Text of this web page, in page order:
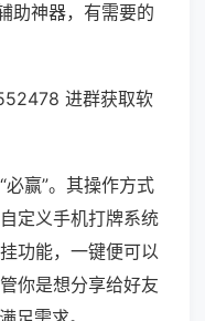
助神器，有需要的
进群获取软
赢”。其操作方式
定义手机打牌系统
功能，一键便可以
你是想分享给好友